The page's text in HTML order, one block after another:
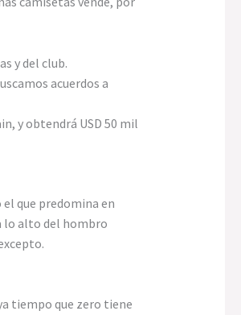
y del club.
acuerdos a
y obtendrá USD 50 mil
que predomina en
lo alto del hombro
tiempo que zero tiene